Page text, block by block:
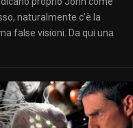
naturalmente c’è la
false visioni. Da qui una